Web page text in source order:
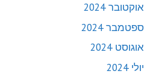
אוקטובר 2024
ספטמבר 2024
אוגוסט 2024
יולי 2024